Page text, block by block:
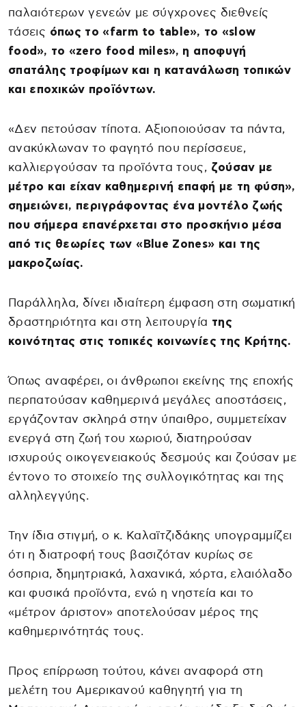
παλαιότερων γενεών με σύγχρονες διεθνείς
τάσεις όπως το «farm to table», το «slow
food», το «zero food miles», η αποφυγή
σπατάλης τροφίμων και η κατανάλωση τοπικών
και εποχικών προϊόντων.
«Δεν πετούσαν τίποτα. Αξιοποιούσαν τα πάντα,
ανακύκλωναν το φαγητό που περίσσευε,
καλλιεργούσαν τα προϊόντα τους, ζούσαν με
μέτρο και είχαν καθημερινή επαφή με τη φύση»,
σημειώνει, περιγράφοντας ένα μοντέλο ζωής
που σήμερα επανέρχεται στο προσκήνιο μέσα
από τις θεωρίες των «Blue Zones» και της
μακροζωίας.
Παράλληλα, δίνει ιδιαίτερη έμφαση στη σωματική
δραστηριότητα και στη λειτουργία της
κοινότητας στις τοπικές κοινωνίες της Κρήτης.
Όπως αναφέρει, οι άνθρωποι εκείνης της εποχής
περπατούσαν καθημερινά μεγάλες αποστάσεις,
εργάζονταν σκληρά στην ύπαιθρο, συμμετείχαν
ενεργά στη ζωή του χωριού, διατηρούσαν
ισχυρούς οικογενειακούς δεσμούς και ζούσαν με
έντονο το στοιχείο της συλλογικότητας και της
αλληλεγγύης.
Την ίδια στιγμή, ο κ. Καλαϊτζιδάκης υπογραμμίζει
ότι η διατροφή τους βασιζόταν κυρίως σε
όσπρια, δημητριακά, λαχανικά, χόρτα, ελαιόλαδο
και φυσικά προϊόντα, ενώ η νηστεία και το
«μέτρον άριστον» αποτελούσαν μέρος της
καθημερινότητάς τους.
Προς επίρρωση τούτου, κάνει αναφορά στη
μελέτη του Αμερικανού καθηγητή για τη